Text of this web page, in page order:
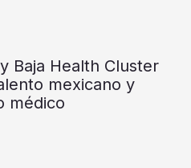
Baja Health Cluster
mexicano y
médico